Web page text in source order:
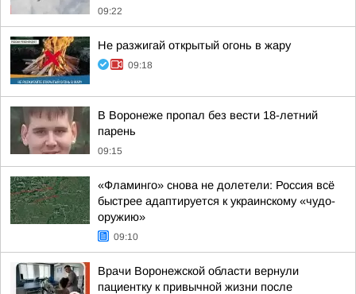
09:22
Не разжигай открытый огонь в жару
09:18
В Воронеже пропал без вести 18-летний
парень
09:15
«Фламинго» снова не долетели: Россия всё
быстрее адаптируется к украинскому «чудо-
оружию»
09:10
Врачи Воронежской области вернули
пациентку к привычной жизни после